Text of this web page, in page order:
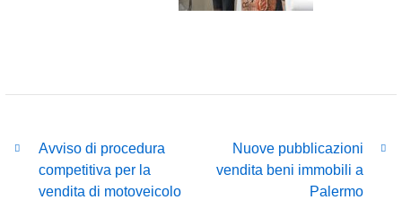
Avviso di procedura
competitiva per la
vendita di motoveicolo
Nuove pubblicazioni
vendita beni immobili a
Palermo